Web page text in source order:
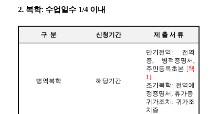
2. 복학: 수업일수 1/4 이내
구  분 신청기간 제 출 서 류
병역복학 해당기간
만기전역 : 전역
증
병적증명서
주민등록초본 [택
1]
조기복학: 전역예
정증명서 휴가증
귀가조치 : 귀가조
치증